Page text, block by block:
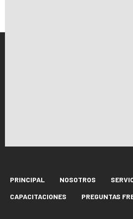
PRINCIPAL NOSOTROS
CAPACITACIONES
PREGUNTAS